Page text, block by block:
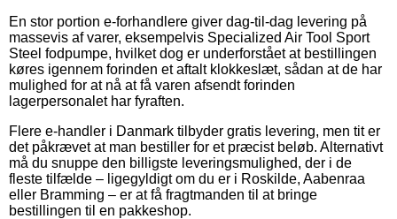
En stor portion e-forhandlere giver dag-til-dag levering på
massevis af varer, eksempelvis Specialized Air Tool Sport
Steel fodpumpe, hvilket dog er underforstået at bestillingen
køres igennem forinden et aftalt klokkeslæt, sådan at de har
mulighed for at nå at få varen afsendt forinden
lagerpersonalet har fyraften.
Flere e-handler i Danmark tilbyder gratis levering, men tit er
det påkrævet at man bestiller for et præcist beløb. Alternativt
må du snuppe den billigste leveringsmulighed, der i de
fleste tilfælde – ligegyldigt om du er i Roskilde, Aabenraa
eller Bramming – er at få fragtmanden til at bringe
bestillingen til en pakkeshop.